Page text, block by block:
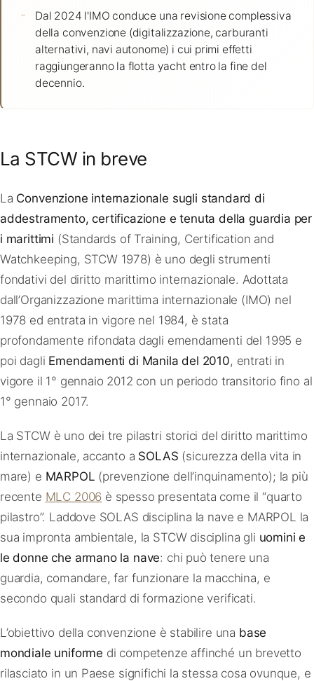
Dal 2024 l'IMO conduce una revisione complessiva
della convenzione (digitalizzazione, carburanti
alternativi, navi autonome) i cui primi effetti
raggiungeranno la flotta yacht entro la fine del
decennio.
La STCW in breve
La Convenzione internazionale sugli standard di
addestramento, certificazione e tenuta della guardia per
i marittimi (Standards of Training, Certification and
Watchkeeping, STCW 1978) è uno degli strumenti
fondativi del diritto marittimo internazionale. Adottata
dall’Organizzazione marittima internazionale (IMO) nel
1978 ed entrata in vigore nel 1984, è stata
profondamente rifondata dagli emendamenti del 1995 e
poi dagli Emendamenti di Manila del 2010, entrati in
vigore il 1° gennaio 2012 con un periodo transitorio fino al
1° gennaio 2017.
La STCW è uno dei tre pilastri storici del diritto marittimo
internazionale, accanto a SOLAS (sicurezza della vita in
mare) e MARPOL (prevenzione dell’inquinamento); la più
recente MLC 2006 è spesso presentata come il “quarto
pilastro”. Laddove SOLAS disciplina la nave e MARPOL la
sua impronta ambientale, la STCW disciplina gli uomini e
le donne che armano la nave: chi può tenere una
guardia, comandare, far funzionare la macchina, e
secondo quali standard di formazione verificati.
L’obiettivo della convenzione è stabilire una base
mondiale uniforme di competenze affinché un brevetto
rilasciato in un Paese significhi la stessa cosa ovunque, e